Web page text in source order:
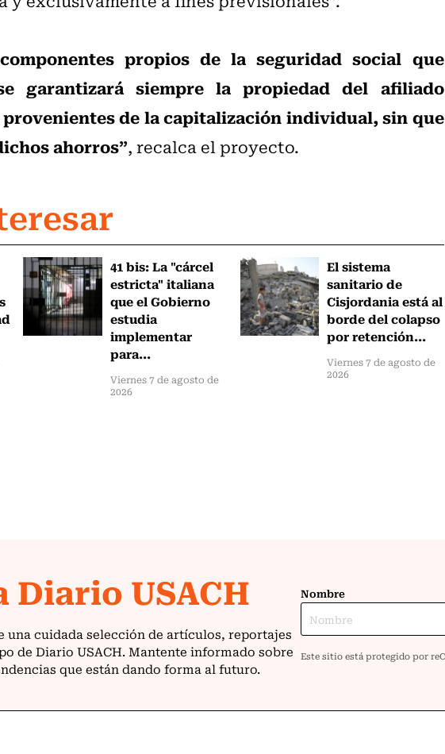
propios de la seguridad social que
garantizará siempre la propiedad del afiliado
de la capitalización individual, sin que
ahorros”, recalca el proyecto.
41 bis: La "cárcel
estricta" italiana
que el Gobierno
estudia
implementar
para...
Viernes 7 de agosto de
2026
El sistema
sanitario de
Cisjordania está al
borde del colapso
por retención...
Viernes 7 de agosto de
2026